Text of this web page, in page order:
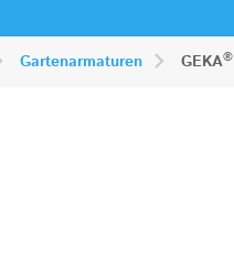
Gartenarmaturen GEKA®